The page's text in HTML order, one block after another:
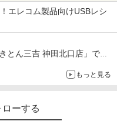
エレコム製品向けUSBレシ
とん三吉 神田北口店」で
怒られたからではないもっと見る
ローする